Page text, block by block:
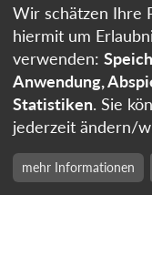
gegründeten
heutigen Calwer
GmbHin
Impressum
Cookie-
Wir schätzen Ihre
hiermit um
verwenden:
Anwendung,
Statistiken. Sie
jederzeit ändern/
mehr Informationen